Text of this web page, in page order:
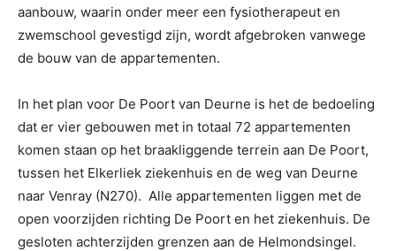
aanbouw, waarin onder meer een fysiotherapeut en
zwemschool gevestigd zijn, wordt afgebroken vanwege
de bouw van de appartementen.
In het plan voor De Poort van Deurne is het de bedoeling
dat er vier gebouwen met in totaal 72 appartementen
komen staan op het braakliggende terrein aan De Poort,
tussen het Elkerliek ziekenhuis en de weg van Deurne
naar Venray (N270). Alle appartementen liggen met de
open voorzijden richting De Poort en het ziekenhuis. De
gesloten achterzijden grenzen aan de Helmondsingel.